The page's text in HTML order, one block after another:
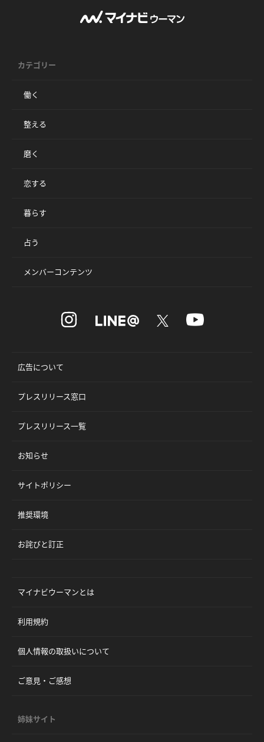
カテゴリー
働く
整える
磨く
恋する
暮らす
占う
メンバーコンテンツ
広告について
プレスリリース窓口
プレスリリース一覧
お知らせ
サイトポリシー
推奨環境
お詫びと訂正
マイナビウーマンとは
利用規約
個人情報の取扱いについて
ご意見・ご感想
姉妹サイト